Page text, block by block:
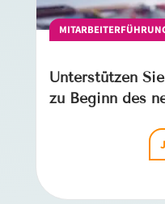
Unterstützen
zu Beginn des